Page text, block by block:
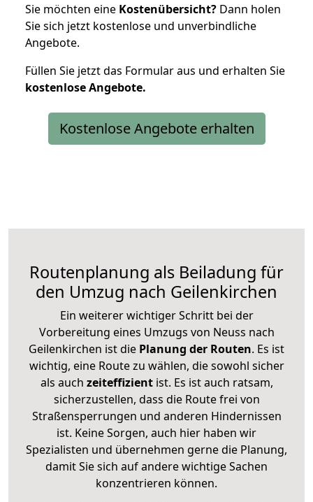
Sie möchten eine Kostenübersicht? Dann holen
Sie sich jetzt kostenlose und unverbindliche
Angebote.
Füllen Sie jetzt das Formular aus und erhalten Sie
kostenloseAngebote.
Kostenlose Angebote erhalten
Routenplanung als Beiladung für
den Umzug nach Geilenkirchen
Ein weiterer wichtiger Schritt bei der
Vorbereitung eines Umzugs von Neuss nach
Geilenkirchen ist die Planung der Routen. Es ist
wichtig, eine Route zu wählen, die sowohl sicher
als auch zeiteffizientist. Es ist auch ratsam,
sicherzustellen, dass die Route frei von
Straßensperrungen und anderen Hindernissen
ist. Keine Sorgen, auch hier haben wir
Spezialisten und übernehmen gerne die Planung,
damit Sie sich auf andere wichtige Sachen
konzentrieren können.